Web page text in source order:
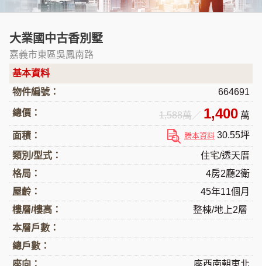
大業國中古香別墅
嘉義市東區吳鳳南路
基本資料
物件編號：
664691
總價： 1,588萬 ／ 1,400 萬
面積： 謄本資料 30.55坪
類別/型式：
住宅/透天厝
格局：
4房2廳2衛
屋齡：
45年11個月
樓層/樓高：
整棟/地上2層
本層戶數：
總戶數：
座向：
座西南朝東北